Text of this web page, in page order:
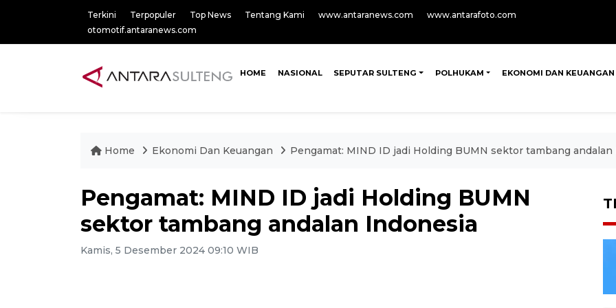
Terkini Terpopuler Top News Tentang Kami www.antaranews.com
www.antarafoto.com
otomotif.antaranews.com
HOME NASIONAL SEPUTAR SULTENG POLHUKAM EKONOMI DAN KEUANGAN
Home Ekonomi Dan Keuangan Pengamat: MIND ID jadi Holding BUMN sektor tambang andalan
Pengamat: MIND ID jadi Holding BUMN
sektor tambang andalan Indonesia
Kamis, 5 Desember 2024 09:10 WIB